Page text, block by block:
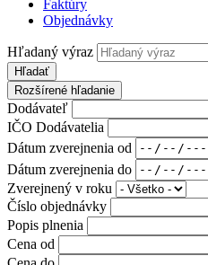
Faktúry
Objednávky
Hľadaný výraz
Hľadať
Rozšírené hľadanie
Dodávateľ
IČO Dodávatelia
Dátum zverejnenia od
Dátum zverejnenia do
Zverejnený v roku
Číslo objednávky
Popis plnenia
Cena od